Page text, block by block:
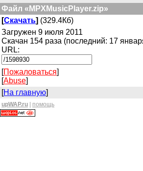
Файл «MPXMusicPlayer.zip»
[Скачать] (329.4Кб)
Загружен 9 июля 2011
Скачан 154 раза (последний: 17
URL:
[Пожаловаться]
[Abuse]
[На главную]
upWAP.ru помощь